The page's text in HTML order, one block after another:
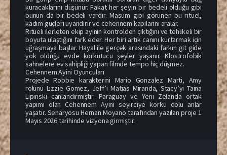
kuracaklarını düşünür. Fakat her şeyin bir bedeli olduğu gibi
bunun da bir bedeli vardır. Masum gibi görünen bu ritüel,
kadim güçleri uyandırır ve cehennem kapılarını aralar.
Ritüeli ilerleten ekip ayinin kontrolden çıktığını ve tehlikeli bir
boyuta ulaştığını fark eder. Her biri artık canını kurtarmak için
uğraşmaya başlar. Hayal ile gerçek arasındaki farkın git gide
yok olduğu evde korkutucu şeyler yaşanır. Klostrofobik
sahnelere ev sahipliği yapan filmde tempo hiç düşmez.
Cehennem Ayini Oyuncuları
Projede Robbie karakterini Mario Gonzalez Marti, Amy
rolünü Lizzie Gomez, Jeff’i Matias Miranda, Stacy’yi Taina
Lipinski canlandırmıştır. Paraguay ve Yeni Zelanda ortak
yapımı olan Cehennem Ayini seyirciye korku dolu anlar
yaşatır. Senaryosu Hernan Moyano tarafından yazılan proje 1
Mayıs 2026 tarihinde vizyona girmiştir.